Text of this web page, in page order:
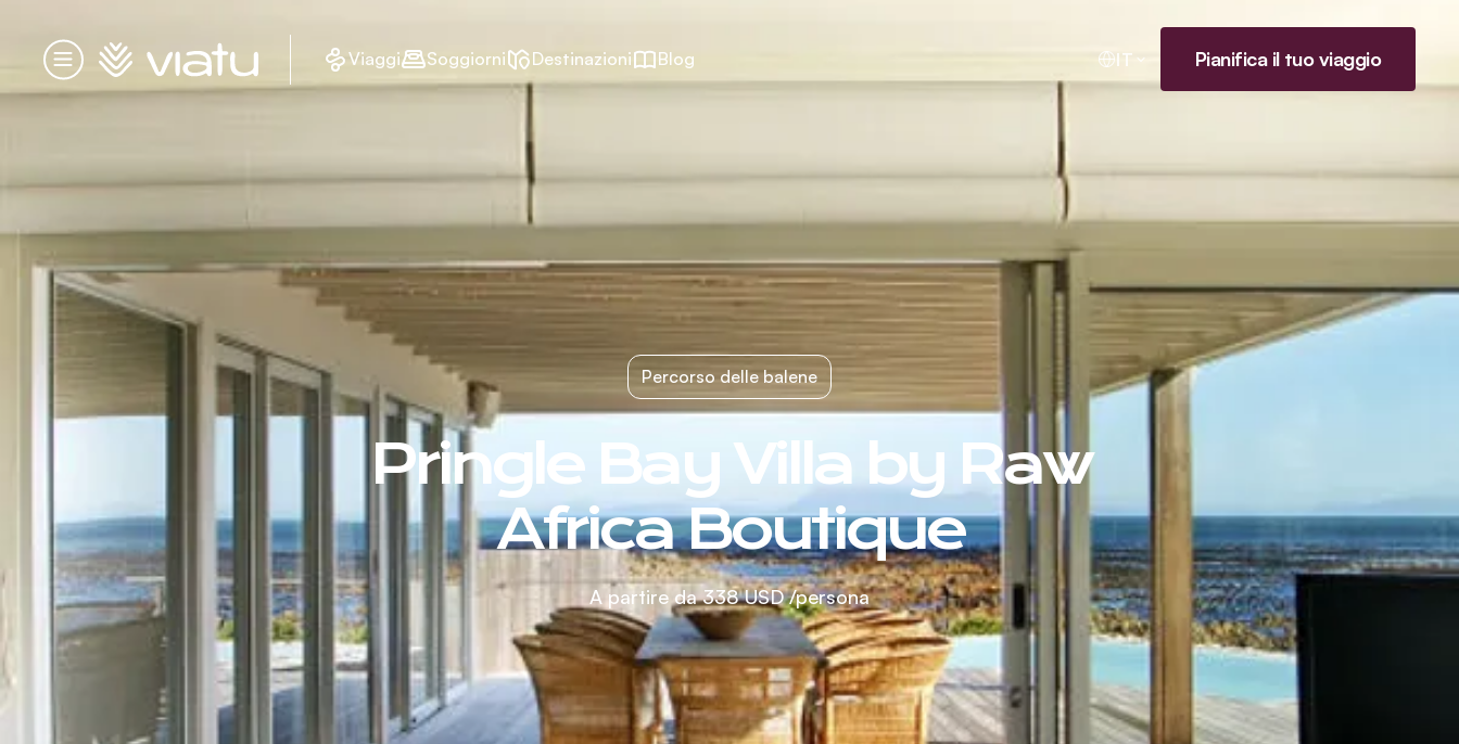
Menu
Homepage Viaggi Soggiorni Destinazioni Blog IT Pianifica il tuo viaggio
Percorso delle balene
Pringle Bay Villa by Raw
Africa Boutique
A partire da338 USD/persona